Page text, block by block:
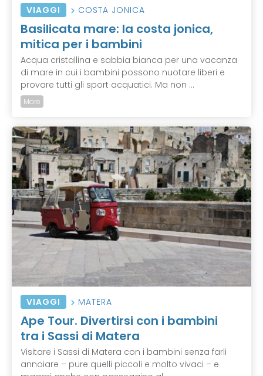
VIAGGI COSTA JONICA
Basilicata mare: la costa jonica,
mitica per i bambini
Acqua cristallina e sabbia bianca per una vacanza
di mare in cui i bambini possono nuotare liberi e
provare tutti gli sport acquatici. Ma non ...
Mare
VIAGGI MATERA
Ape Tour. Divertirsi con i bambini
tra i Sassi di Matera
Visitare i Sassi di Matera con i bambini senza farli
annoiare – pure quelli piccoli e molto vivaci – e